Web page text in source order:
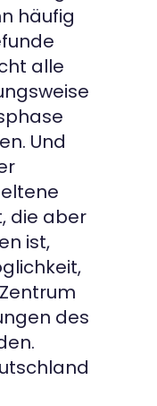
häufig
alle
Und
die aber
ist,
des